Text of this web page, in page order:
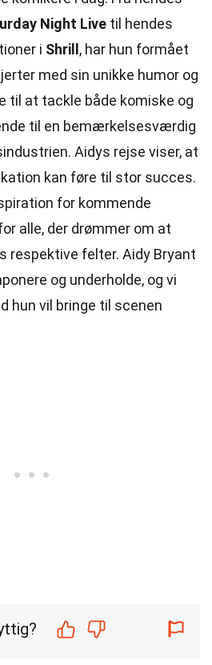
Night Live til hendes
i Shrill , har hun formået
med sin unikke humor og
til at tackle både komiske og
til en bemærkelsesværdig
Aidys rejse viser, at
kan føre til stor succes.
for kommende
alle, der drømmer om at
respektive felter. Aidy Bryant
og underholde, og vi
hun vil bringe til scenen